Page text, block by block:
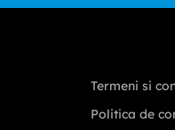
Termeni si
Politica de